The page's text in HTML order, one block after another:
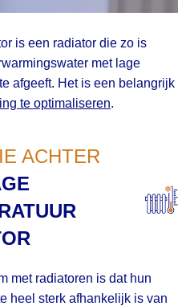
is een radiator die zo is
met lage
afgeeft. Het is een belangrijk
te optimaliseren.
ACHTER
met radiatoren is dat hun
heel sterk afhankelijk is van